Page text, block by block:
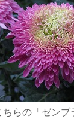
らの「ゼンブ